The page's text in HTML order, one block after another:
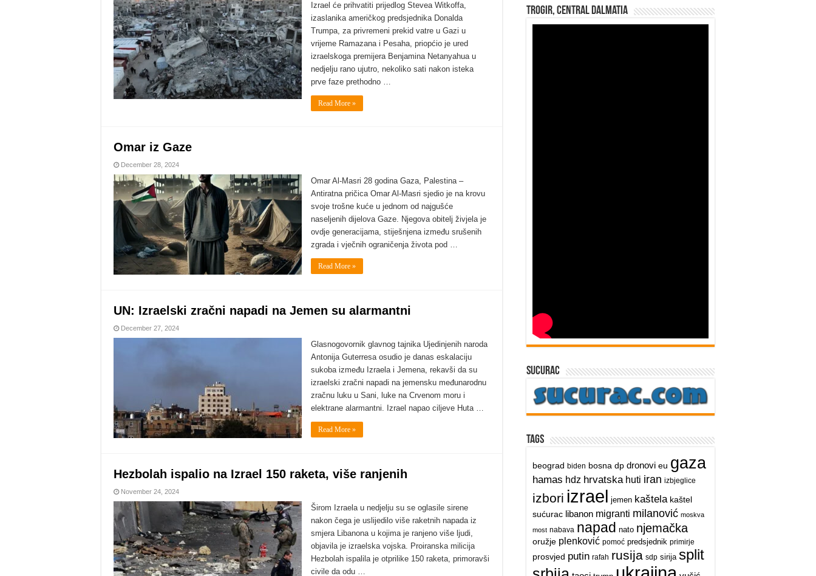
Izrael će prihvatiti prijedlog Stevea Witkoffa,
izaslanika američkog predsjednika Donalda
Trumpa, za privremeni prekid vatre u Gazi u
vrijeme Ramazana i Pesaha, priopćio je ured
izraelskoga premijera Benjamina Netanyahua u
nedjelju rano ujutro, nekoliko sati nakon isteka
prve faze prethodno …
Read More »
Omar iz Gaze
December 28, 2024
Omar Al-Masri 28 godina Gaza, Palestina –
Antiratna pričica Omar Al-Masri sjedio je na krovu
svoje trošne kuće u jednom od najgušće
naseljenih dijelova Gaze. Njegova obitelj živjela je
ovdje generacijama, stiješnjena između srušenih
zgrada i vječnih ograničenja života pod …
Read More »
UN: Izraelski zračni napadi na Jemen su alarmantni
December 27, 2024
Glasnogovornik glavnog tajnika Ujedinjenih naroda
Antonija Guterresa osudio je danas eskalaciju
sukoba između Izraela i Jemena, rekavši da su
izraelski zračni napadi na jemensku međunarodnu
zračnu luku u Sani, luke na Crvenom moru i
elektrane alarmantni. Izrael napao ciljeve Huta …
Read More »
Hezbolah ispalio na Izrael 150 raketa, više ranjenih
November 24, 2024
Širom Izraela u nedjelju su se oglasile sirene
nakon čega je uslijedilo više raketnih napada iz
smjera Libanona u kojima je ranjeno više ljudi,
objavila je izraelska vojska. Proiranska milicija
Hezbolah ispalila je otprilike 150 raketa, primoravši
civile da odu …
Trogir, Central Dalmatia
sucurac
Tags
beograd biden bosna dp dronovi eu gaza
hamas hdz hrvatska huti iran izbjeglice
izbori izrael jemen kaštela kaštel
sućurac libanon migranti milanović moskva
most nabava napad nato njemačka
oružje plenković pomoć predsjednik primirje
prosvjed putin rafah rusija sdp sirija split